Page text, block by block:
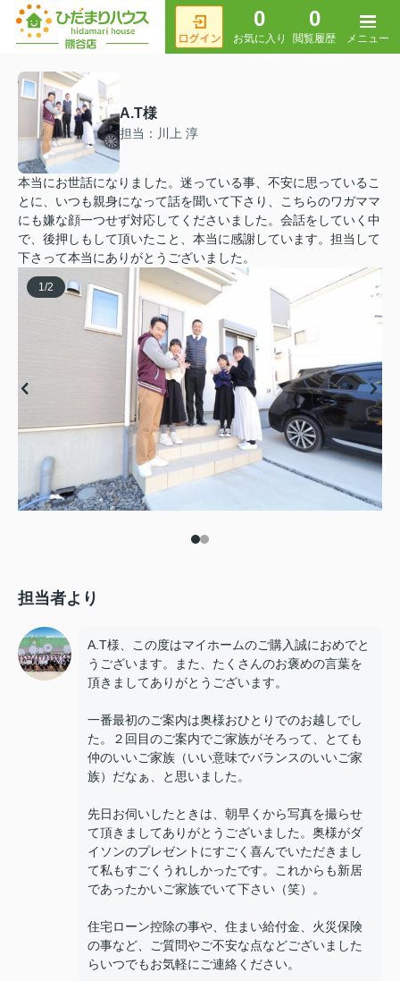
0
お気に入り
0
閲覧履歴 メニュー
A.T様
担当：川上 淳
本当にお世話になりました。迷っている事、不安に思っているこ
とに、いつも親身になって話を聞いて下さり、こちらのワガママ
にも嫌な顔一つせず対応してくださいました。会話をしていく中
で、後押しもして頂いたこと、本当に感謝しています。担当して
下さって本当にありがとうございました。
1 /2
担当者より
A.T様、この度はマイホームのご購入誠におめでと
うございます。また、たくさんのお褒めの言葉を
頂きましてありがとうございます。
一番最初のご案内は奥様おひとりでのお越しでし
た。２回目のご案内でご家族がそろって、とても
仲のいいご家族（いい意味でバランスのいいご家
族）だなぁ、と思いました。
先日お伺いしたときは、朝早くから写真を撮らせ
て頂きましてありがとうございました。奥様がダ
イソンのプレゼントにすごく喜んでいただきまし
て私もすごくうれしかったです。これからも新居
であったかいご家族でいて下さい（笑）。
住宅ローン控除の事や、住まい給付金、火災保険
の事など、ご質問やご不安な点などございました
らいつでもお気軽にご連絡ください。